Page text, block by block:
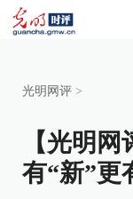
光明网评 >
【光明网
有“新”更